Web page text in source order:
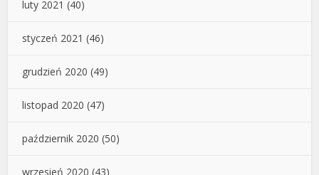
luty 2021 (40)
styczeń 2021 (46)
grudzień 2020 (49)
listopad 2020 (47)
październik 2020 (50)
wrzesień 2020 (43)